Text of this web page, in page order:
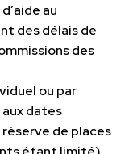
au
des délais de
des
ou par
dates
de places